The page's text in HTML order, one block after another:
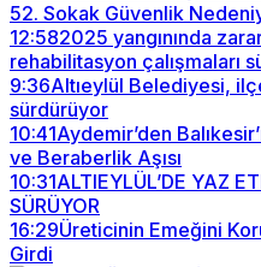
52. Sokak Güvenlik
12:582025 yangınında
rehabilitasyon çalışmaları
9:36Altıeylül Belediyesi,
sürdürüyor
10:41Aydemir’den
ve Beraberlik Aşısı
10:31ALTIEYLÜL’DE YAZ
SÜRÜYOR
16:29Üreticinin Emeğini
Girdi